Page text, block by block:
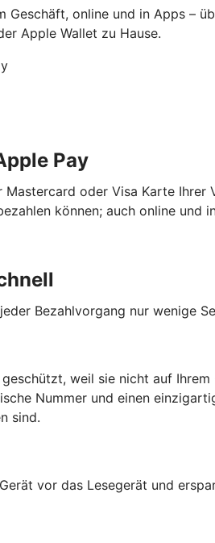
Geschäft, online und in Apps –
Apple Wallet zu Hause.
Pay
oder Visa Karte
können; auch online und
Bezahlvorgang nur wenige
weil sie nicht auf
Nummer und einen
sind.
vor das Lesegerät und